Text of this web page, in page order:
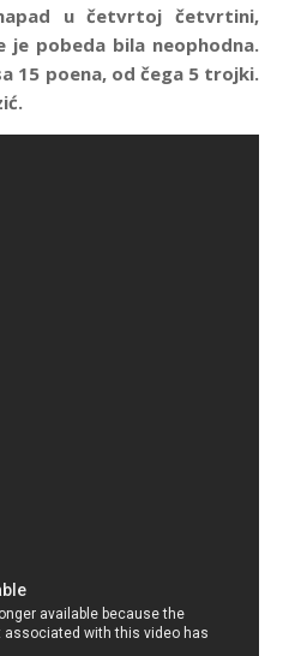
u četvrtoj četvrtini,
je pobeda bila neophodna.
15 poena, od čega 5 trojki.